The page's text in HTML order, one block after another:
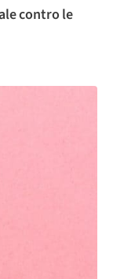
contro le